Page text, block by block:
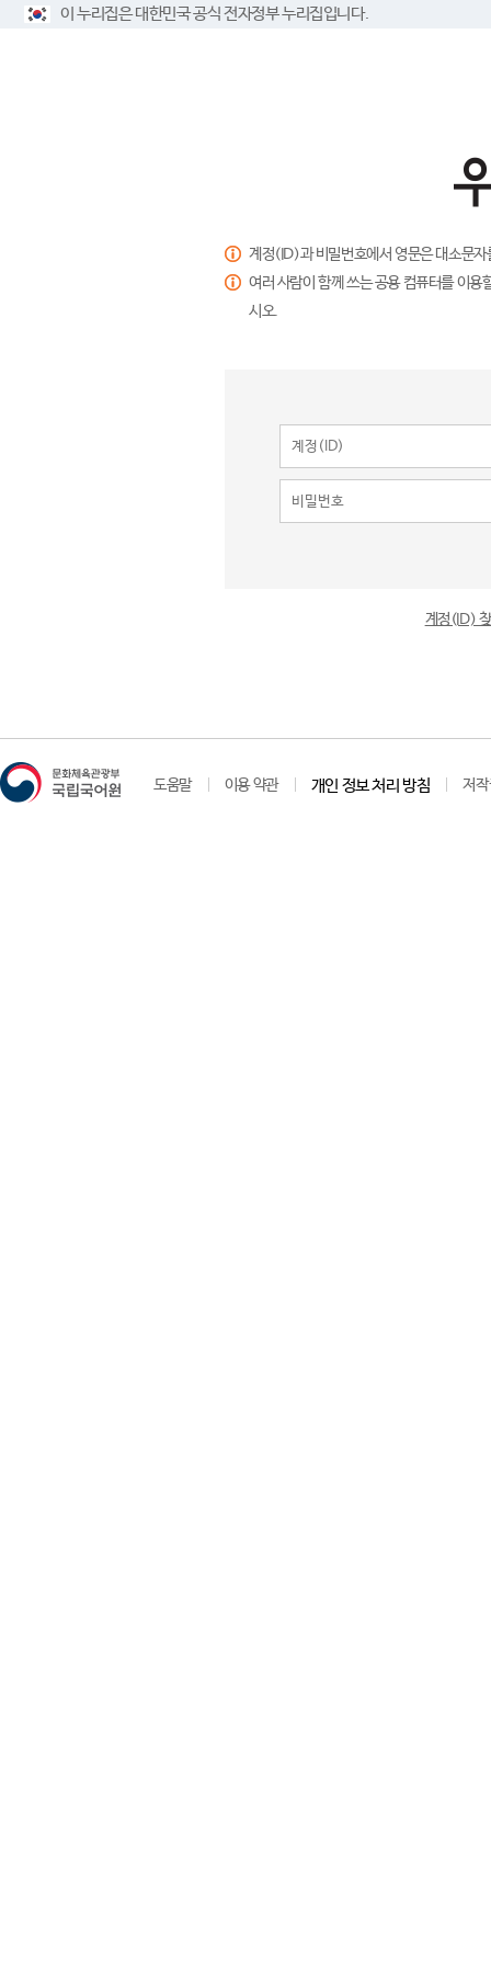
이 누리집은 대한민국 공식 전자정부 누리집입니다.
계정(ID)과 비밀번호에서 영문은 대소문
여러 사람이 함께 쓰는 공용 컴퓨터를 이
시오.
계정(ID)
도움말 이용 약관 개인 정보 처리 방침 저